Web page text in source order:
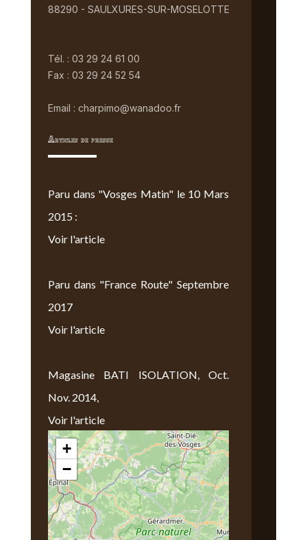
88290 - SAULXURES-SUR-MOSELOTTE
Tél. : 03 29 24 61 00
Fax : 03 29 24 52 54
Email : charpimo@wanadoo.fr
Articles de presse
Paru dans "Vosges Matin" le 10 Mars
2015 :
Voir l'article
Paru dans "France Route" Septembre
2017
Voir l'article
Magasine BATI ISOLATION, Oct.
Nov. 2014,
Voir l'article
Nous Trouver
+
−